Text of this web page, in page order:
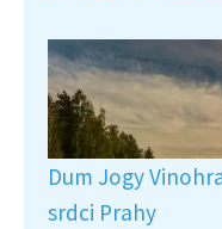
Dum Jogy
srdci Prahy